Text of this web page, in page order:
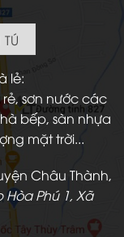
lẻ:
sơn nước các
bếp, sàn nhựa
mặt trời...
Châu Thành,
Hòa Phú 1, Xã